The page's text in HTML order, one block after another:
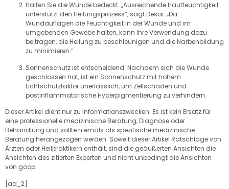
Halten Sie die Wunde bedeckt. „Ausreichende Hautfeuchtigkeit
unterstützt den Heilungsprozess“, sagt Desai. „Da
Wundauflagen die Feuchtigkeit in der Wunde und im
umgebenden Gewebe halten, kann ihre Verwendung dazu
beitragen, die Heilung zu beschleunigen und die Narbenbildung
zu minimieren.“
Sonnenschutz ist entscheidend: Nachdem sich die Wunde
geschlossen hat, ist ein Sonnenschutz mit hohem
Lichtschutzfaktor unerlässlich, um Zellschäden und
postinflammatorische Hyperpigmentierung zu verhindern.
Dieser Artikel dient nur zu Informationszwecken. Es ist kein Ersatz für
eine professionelle medizinische Beratung, Diagnose oder
Behandlung und sollte niemals als spezifische medizinische
Beratung herangezogen werden. Soweit dieser Artikel Ratschläge von
Ärzten oder Heilpraktikern enthält, sind die geäußerten Ansichten die
Ansichten des zitierten Experten und nicht unbedingt die Ansichten
von goop.
[ad_2]